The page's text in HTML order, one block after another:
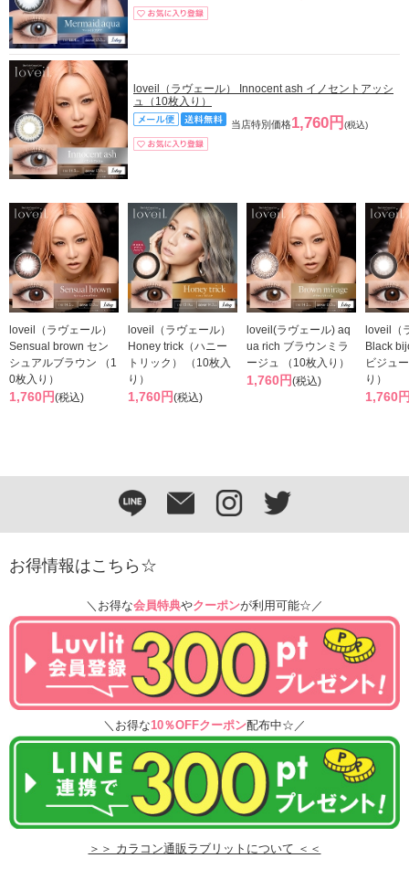
loveil（ラヴェール） Innocent ash イノセントアッシ
ュ（10枚入り）
当店特別価格1,760円 (税込)
loveil（ラヴェール）
Sensual brown セン
シュアルブラウン （1
0枚入り）
1,760円(税込)
loveil（ラヴェール）
Honey trick（ハニー
トリック） （10枚入
り）
1,760円(税込)
loveil(ラヴェール) aq
ua rich ブラウンミラ
ージュ （10枚入り）
1,760円(税込)
loveil（
Black
ビジュ
り）
1,760
お得情報はこちら☆
＼お得な会員特典やクーポンが利用可能☆／
＼お得な10％OFFクーポン配布中☆／
＞＞ カラコン通販ラブリットについて ＜＜